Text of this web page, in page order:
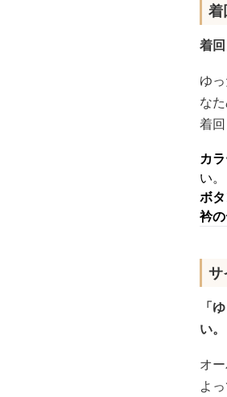
着
着
ゆ
な
着
カ
い。
ボ
衿
サ
「
い。
オ
よ